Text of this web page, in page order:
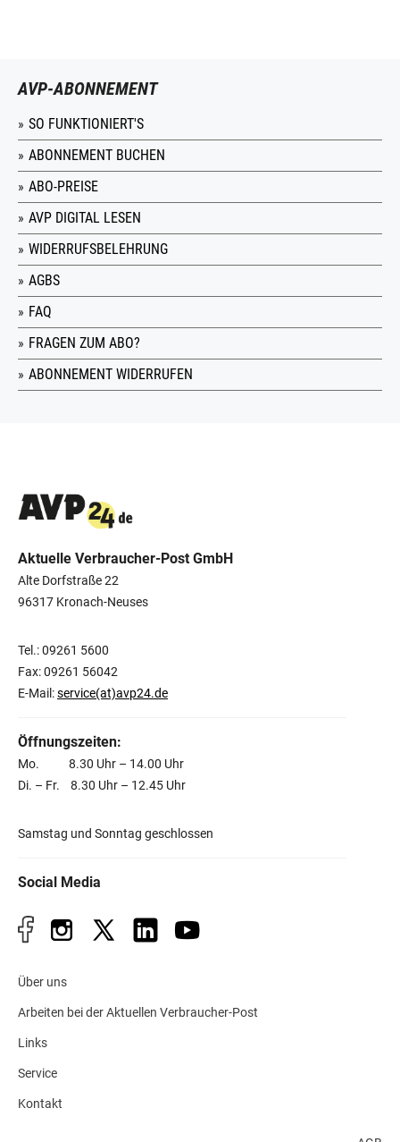
AVP-ABONNEMENT
SO FUNKTIONIERT'S
ABONNEMENT BUCHEN
ABO-PREISE
AVP DIGITAL LESEN
WIDERRUFSBELEHRUNG
AGBS
FAQ
FRAGEN ZUM ABO?
ABONNEMENT WIDERRUFEN
Aktuelle Verbraucher-Post GmbH
Alte Dorfstraße 22
96317 Kronach-Neuses
Tel.: 09261 5600
Fax: 09261 56042
E-Mail:service(at)avp24.de
Öffnungszeiten:
Mo. 8.30 Uhr – 14.00 Uhr
Di. – Fr. 8.30 Uhr – 12.45 Uhr
Samstag und Sonntag geschlossen
Social Media
Über uns
Arbeiten bei der Aktuellen Verbraucher-Post
Links
Service
Kontakt